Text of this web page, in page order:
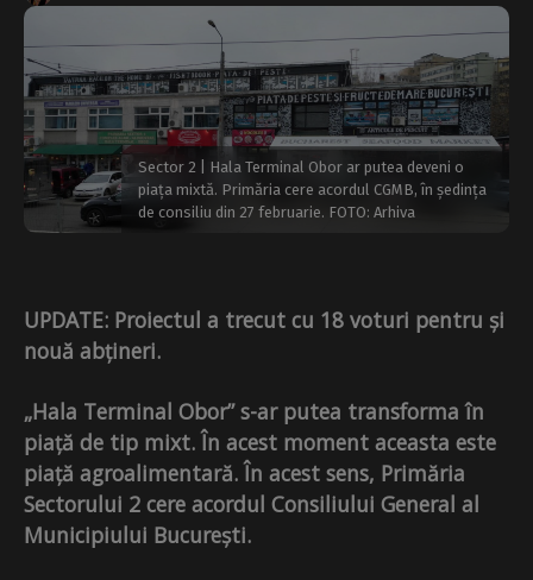
Sector 2 | Hala Terminal Obor ar putea deveni o
piața mixtă. Primăria cere acordul CGMB, în ședința
de consiliu din 27 februarie. FOTO: Arhiva
UPDATE: Proiectul a trecut cu 18 voturi pentru și
nouă abțineri.
„Hala Terminal Obor” s-ar putea transforma în
piață de tip mixt. În acest moment aceasta este
piață agroalimentară. În acest sens, Primăria
Sectorului 2 cere acordul Consiliului General al
Municipiului București.